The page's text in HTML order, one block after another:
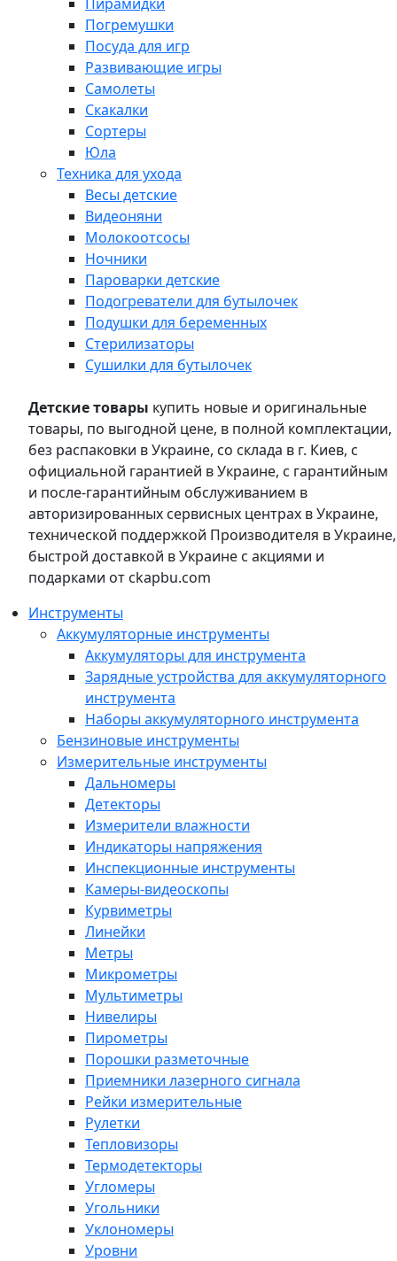
Погремушки
Посуда для игр
Развивающие игры
Самолеты
Скакалки
Сортеры
Юла
Техника для ухода
Весы детские
Видеоняни
Молокоотсосы
Ночники
Пароварки детские
Подогреватели для бутылочек
Подушки для беременных
Стерилизаторы
Сушилки для бутылочек
Детские товары купить новые и оригинальные
товары, по выгодной цене, в полной комплектации,
без распаковки в Украине, со склада в г. Киев, с
официальной гарантией в Украине, с гарантийным
и после-гарантийным обслуживанием в
авторизированных сервисных центрах в Украине,
технической поддержкой Производителя в Украине,
быстрой доставкой в Украине с акциями и
подарками от ckapbu.com
Инструменты
Аккумуляторные инструменты
Аккумуляторы для инструмента
Зарядные устройства для аккумуляторного
инструмента
Наборы аккумуляторного инструмента
Бензиновые инструменты
Измерительные инструменты
Дальномеры
Детекторы
Измерители влажности
Индикаторы напряжения
Инспекционные инструменты
Камеры-видеоскопы
Курвиметры
Линейки
Метры
Микрометры
Мультиметры
Нивелиры
Пирометры
Порошки разметочные
Приемники лазерного сигнала
Рейки измерительные
Рулетки
Тепловизоры
Термодетекторы
Угломеры
Угольники
Уклономеры
Уровни